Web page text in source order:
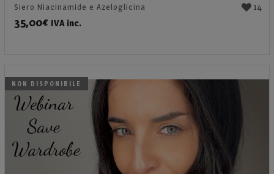
14
Siero Niacinamide e Azeloglicina
35,00€ IVA inc.
NON DISPONIBILE